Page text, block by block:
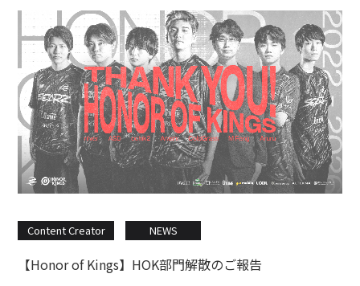
Content Creator NEWS
【Honor of Kings】HOK部門解散のご報告